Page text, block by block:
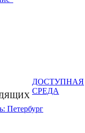
ДОСТУПНАЯ
СРЕДА
Петербург